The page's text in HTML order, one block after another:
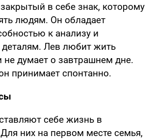
в себе знак, которому
людям. Он обладает
к анализу и
деталям. Лев любит жить
не думает о завтрашнем дне.
принимает спонтанно.
себе жизнь в
них на первом месте семья,